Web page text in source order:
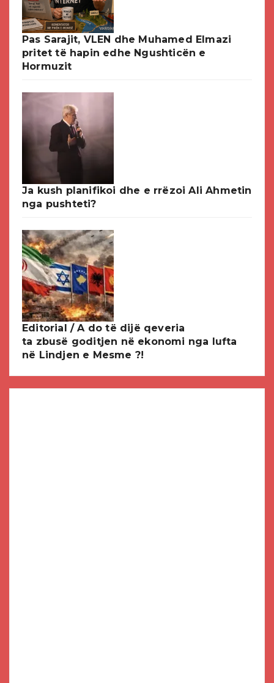
Pas Sarajit, VLEN dhe Muhamed Elmazi
pritet të hapin edhe Ngushticën e
Hormuzit
Ja kush planifikoi dhe e rrëzoi Ali Ahmetin
nga pushteti?
Editorial / A do të dijë qeveria
ta zbusë goditjen në ekonomi nga lufta
në Lindjen e Mesme ?!